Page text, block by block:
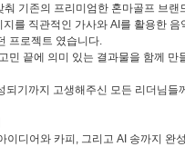
춰 기존의 프리미엄한 혼마골프 브랜
지를 직관적인 가사와 AI를 활용한
프로젝트 였습니다.
민 끝에 의미 있는 결과물을 함께 만
되기까지 고생해주신 모든 리더님들
이디어와 카피, 그리고 AI 송까지 완